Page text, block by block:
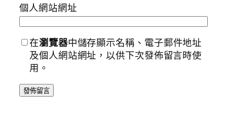
個人網站網址
在瀏覽器中儲存顯示名稱、電子郵件地址
及個人網站網址，以供下次發佈留言時使
用。